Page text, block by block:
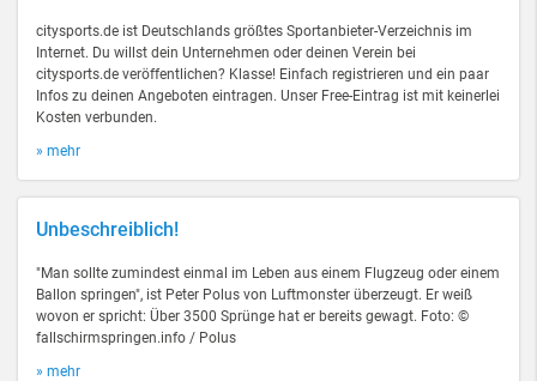
citysports.de ist Deutschlands größtes Sportanbieter-Verzeichnis im
Internet. Du willst dein Unternehmen oder deinen Verein bei
citysports.de veröffentlichen? Klasse! Einfach registrieren und ein paar
Infos zu deinen Angeboten eintragen. Unser Free-Eintrag ist mit keinerlei
Kosten verbunden.
» mehr
Unbeschreiblich!
"Man sollte zumindest einmal im Leben aus einem Flugzeug oder einem
Ballon springen", ist Peter Polus von Luftmonster überzeugt. Er weiß
wovon er spricht: Über 3500 Sprünge hat er bereits gewagt. Foto: ©
fallschirmspringen.info / Polus
» mehr